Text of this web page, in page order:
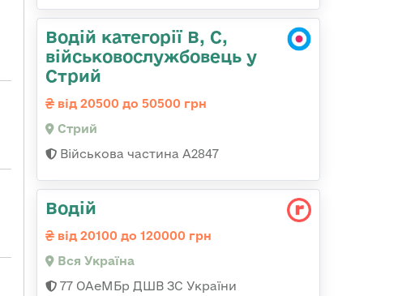
Водій категорії B, C,
військовослужбовець у
Стрий
від 20500 до 50500 грн
Стрий
Військова частина А2847
Водій
від 20100 до 120000 грн
Вся Україна
77 ОАеМБр ДШВ ЗС України